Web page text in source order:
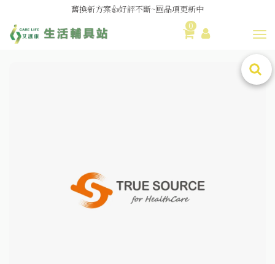
舊換新方案👍好評不斷~🆕品項更新中
😆備餐原來可以這麼輕鬆🎌KEWPIE介護食🍱營養均衡
0